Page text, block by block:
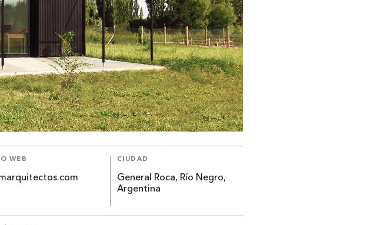
WEB CIUDAD
General Roca, Río Negro,
Argentina